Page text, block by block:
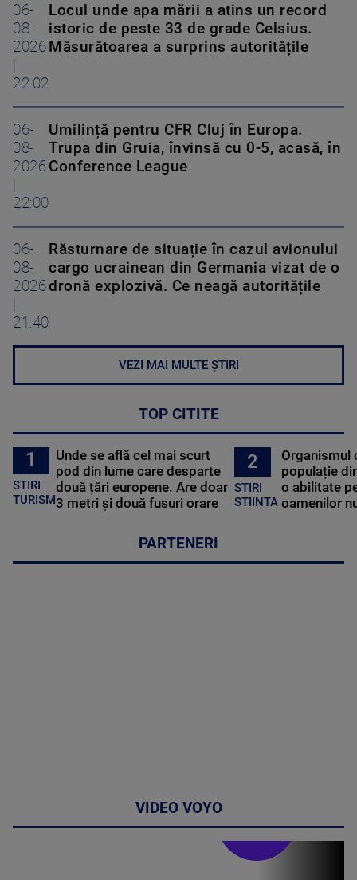
06-
08-
2026
22:02
Locul unde apa mării a atins un record
istoric de peste 33 de grade Celsius.
Măsurătoarea a surprins autoritățile
06-
08-
2026
22:00
Umilință pentru CFR Cluj în Europa.
Trupa din Gruia, învinsă cu 0-5, acasă, în
Conference League
06-
08-
2026
21:40
Răsturnare de situație în cazul avionului
cargo ucrainean din Germania vizat de o
dronă explozivă. Ce neagă autoritățile
VEZI MAI MULTE ȘTIRI
TOP CITITE
1
STIRI
TURISM
Unde se află cel mai scurt
pod din lume care desparte
două țări europene. Are doar
3 metri și două fusuri orare
2
STIRI
STIINTA
Organismul
populație
o abilitate
oamenilor
PARTENERI
VIDEO VOYO